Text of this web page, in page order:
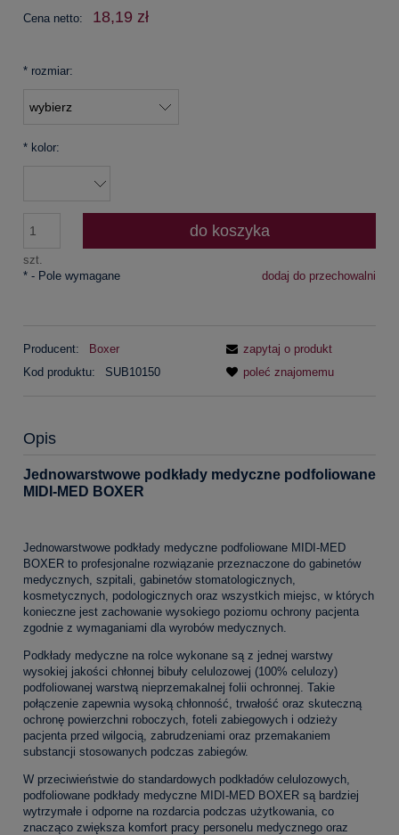
Cena netto: 18,19 zł
* rozmiar:
* kolor:
szt.
do koszyka
dodaj do przechowalni
* - Pole wymagane
Producent:
Boxer
Kod produktu:
SUB10150
zapytaj o produkt
poleć znajomemu
Opis
Jednowarstwowe podkłady medyczne podfoliowane
MIDI-MED BOXER
Jednowarstwowe podkłady medyczne podfoliowane MIDI-MED
BOXER to profesjonalne rozwiązanie przeznaczone do gabinetów
medycznych, szpitali, gabinetów stomatologicznych,
kosmetycznych, podologicznych oraz wszystkich miejsc, w których
konieczne jest zachowanie wysokiego poziomu ochrony pacjenta
zgodnie z wymaganiami dla wyrobów medycznych.
Podkłady medyczne na rolce wykonane są z jednej warstwy
wysokiej jakości chłonnej bibuły celulozowej (100% celulozy)
podfoliowanej warstwą nieprzemakalnej folii ochronnej. Takie
połączenie zapewnia wysoką chłonność, trwałość oraz skuteczną
ochronę powierzchni roboczych, foteli zabiegowych i odzieży
pacjenta przed wilgocią, zabrudzeniami oraz przemakaniem
substancji stosowanych podczas zabiegów.
W przeciwieństwie do standardowych podkładów celulozowych,
podfoliowane podkłady medyczne MIDI-MED BOXER są bardziej
wytrzymałe i odporne na rozdarcia podczas użytkowania, co
znacząco zwiększa komfort pracy personelu medycznego oraz